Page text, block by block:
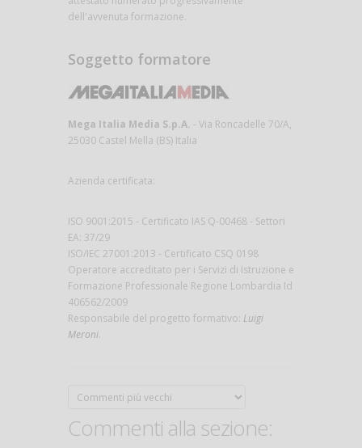
dell'avvenuta formazione.
Soggetto formatore
Mega Italia Media S.p.A. - Via Roncadelle 70/A,
25030 Castel Mella (BS) Italia
Azienda certificata:
ISO 9001:2015 - Certificato IAS Q-00468 - Settori
EA: 37/29
ISO/IEC 27001:2013 - Certificato CSQ 0198
Operatore accreditato per i Servizi di Istruzione e
Formazione Professionale Regione Lombardia Id
406562/2009
Responsabile del progetto formativo: Luigi
Meroni.
Commenti alla sezione: